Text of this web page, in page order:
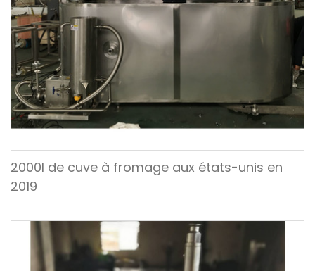
2000l de cuve à fromage aux états-unis en
2019